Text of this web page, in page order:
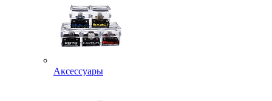
Аксессуары